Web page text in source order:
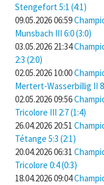
Stengefort 5:1 (4:1)
09.05.2026 06:59
Munsbach III 6:0 (3:0)
03.05.2026 21:34
2:3 (2:0)
02.05.2026 10:00
Mertert-Wasserbillig II
02.05.2026 09:56
Tricolore III 2:7 (1:4)
26.04.2026 20:51
Tétange 5:3 (2:1)
20.04.2026 06:31
Tricolore 0:4 (0:3)
18.04.2026 09:04